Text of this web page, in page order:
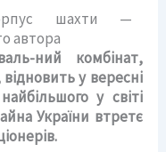
ний комбінат,
у вересні
у світі
України втретє